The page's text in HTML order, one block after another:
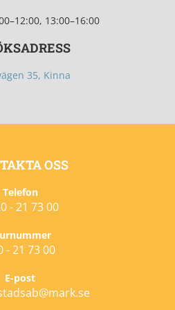
13:00–16:00
35, Kinna
OSS
Telefon
- 21 73 00
- 21 73 00
E-post